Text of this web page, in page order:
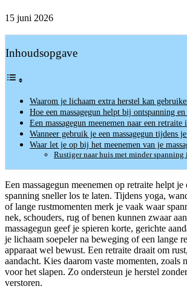
15 juni 2026
Inhoudsopgave
Waarom je lichaam extra herstel kan
Hoe een massagegun helpt bij ontspanning
Een massagegun meenemen naar een
Wanneer gebruik je een massagegun tijdens
Waar let je op bij het meenemen van je
Rustiger naar huis met minder
Een massagegun meenemen op retraite helpt
spanning sneller los te laten. Tijdens yoga,
of lange rustmomenten merk je vaak waar
nek, schouders, rug of benen kunnen zwaar
massagegun geef je spieren korte, gerichte
je lichaam soepeler na beweging of een lange
apparaat wel bewust. Een retraite draait om
aandacht. Kies daarom vaste momenten, zoals
voor het slapen. Zo ondersteun je herstel
verstoren.